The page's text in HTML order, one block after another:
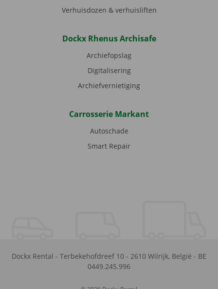
Verhuisdozen & verhuisliften
Dockx Rhenus Archisafe
Archiefopslag
Digitalisering
Archiefvernietiging
Carrosserie Markant
Autoschade
Smart Repair
Dockx Rental - Terbekehofdreef 10 - 2610 Wilrijk, België - BE
0449.245.996